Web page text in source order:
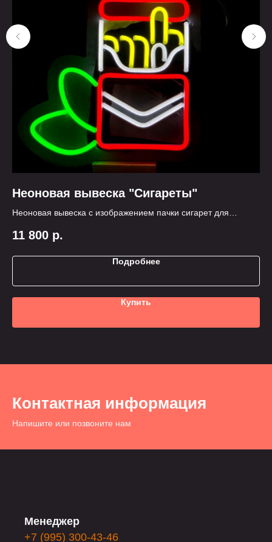
Неоновая вывеска "Сигареты"
Неоновая вывеска с изображением пачки сигарет для
11 800 р.
Подробнее
Купить
Контактная информация
Напишите или позвоните нам
Менеджер
+7 (995) 300-43-46